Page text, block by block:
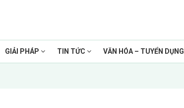
GIẢI PHÁP TIN TỨC VĂN HÓA – TUYỂN DỤNG